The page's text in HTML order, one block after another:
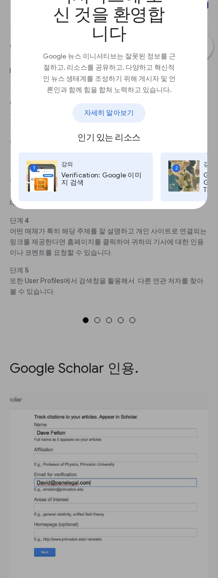
신 것을 환영합
니다
Google 뉴스 이니셔티브는 잘못된 정보를 근
절하고, 리소스를 공유하고, 다양하고 혁신적
인 뉴스 생태계를 조성하기 위해 게시자 및 언
론인과 함께 힘을 합쳐 노력하고 있습니다.
자세히 알아보기
인기 있는 리소스
1
강의
Verification: Google 이미
지 검색
2
강의
Google Scholar를 통해 전문가 매체를 확인해보세
요. 예를 들어, 유권자 선거구 조정에 관한 기사를 쓸
때 해당 주제를 심층적으로 조사했던 사람의 견해를
확인하거나 인용할 수 있습니다.
단계 1
유용한 결과물과 함께 저자의 이름에 밑줄이 그어져 있다면, 이름을
클릭하고 그/그녀의 사용자 프로필을 확인해보세요.
단계 2
저자 프로필은 해당 저자가 작성한 다른 기사 혹은 주제 목록을 제공
합니다.
단계 3
저자 프로필 페이지의 주제를 클릭하면 그 주제를 다룬 다른 저자에
대해서도 알아볼 수 있습니다.
단계 4
어떤 매체가 특히 해당 주제를 잘 설명하고 개인 사이트로 연결되는
링크를 제공한다면 홈페이지를 클릭하여 귀하의 기사에 대한 인용
이나 코멘트를 요청할 수 있습니다.
단계 5
또한 User Profiles에서 검색창을 활용해서 다른 연관 저자를 찾아
볼 수 있습니다.
Google Scholar 인용.